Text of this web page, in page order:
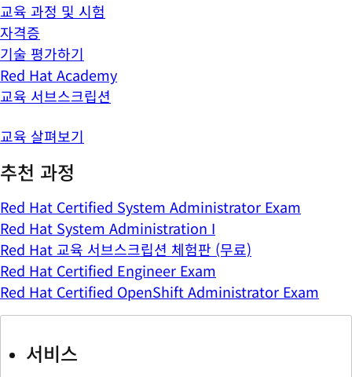
교육 과정 및 시험
자격증
기술 평가하기
Red Hat Academy
교육 서브스크립션
교육 살펴보기
추천 과정
Red Hat Certified System Administrator Exam
Red Hat System Administration I
Red Hat 교육 서브스크립션 체험판 (무료)
Red Hat Certified Engineer Exam
Red Hat Certified OpenShift Administrator Exam
서비스